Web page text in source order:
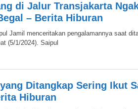
di Jalur Transjakarta
– Berita Hiburan
Jamil menceritakan pengalamannya saat
(5/1/2024). Saipul
Ditangkap Sering Ikut
Hiburan